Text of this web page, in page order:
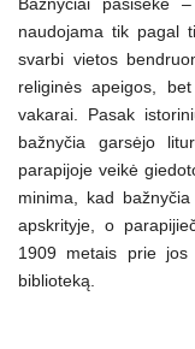
Bažnyčiai pasisekė
naudojama tik pagal
svarbi vietos
religinės apeigos,
vakarai. Pasak
bažnyčia garsėjo
parapijoje veikė
minima, kad
apskrityje, o
1909 metais prie jos
biblioteką.